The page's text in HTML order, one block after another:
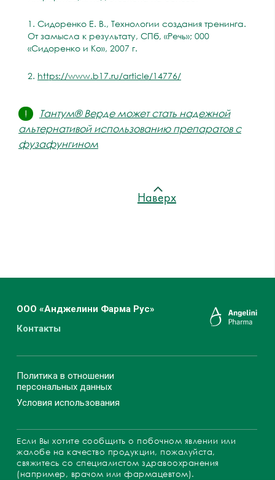
1. Сидоренко Е. В., Технологии создания тренинга.
От замысла к результату, СПб, «Речь»; 000
«Сидоренко и Ко», 2007 г.
2. https://www.b17.ru/article/14776/
!
Тантум® Верде может стать надежной
альтернативой использованию препаратов с
фузафунгином
Наверх
ООО «Анджелини Фарма Рус»
Контакты
Политика в отношении
персональных данных
Условия использования
Если Вы хотите сообщить о побочном явлении или
жалобе на качество продукции, пожалуйста,
свяжитесь со специалистом здравоохранения
(например, врачом или фармацевтом).